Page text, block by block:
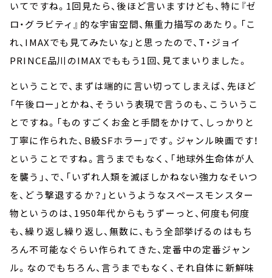
いてですね。1回見たら、後ほど言いますけども、特に『ゼ
ロ・グラビティ』的な宇宙空間、無重力描写のあたり。「こ
れ、IMAXでも見てみたいな」と思ったので、T・ジョイ
PRINCE品川のIMAXでももう1回、見てまいりました。
ということで、まずは端的に言い切ってしまえば、先ほど
「午後ロー」とかね、そういう表現で言うのも、こういうこ
とですね。「ものすごくお金と手間をかけて、しっかりと
丁寧に作られた、B級SFホラー」です。ジャンル映画です！
ということですね。言うまでもなく、「地球外生命体が人
を襲う」、で、「いずれ人類を滅ぼしかねない強力なそいつ
を、どう撃退するか？」というようなスペースモンスター
物というのは、1950年代からもうずーっと、何度も何度
も、繰り返し繰り返し、無数に、もう全部挙げるのはもち
ろん不可能なぐらい作られてきた、定番中の定番ジャン
ル。なのでもちろん、言うまでもなく、それ自体に新鮮味